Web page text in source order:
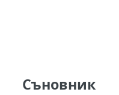
Съновник